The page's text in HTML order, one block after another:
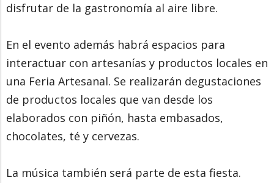
disfrutar de la gastronomía al aire libre.
En el evento además habrá espacios para
interactuar con artesanías y productos locales en
una Feria Artesanal. Se realizarán degustaciones
de productos locales que van desde los
elaborados con piñón, hasta embasados,
chocolates, té y cervezas.
La música también será parte de esta fiesta.